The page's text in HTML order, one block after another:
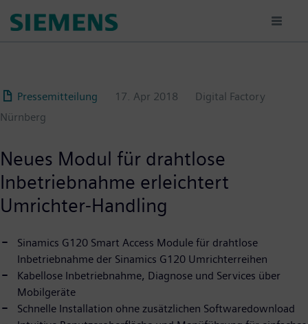
para
Pressemitteilung
17. Apr 2018
Digital Factory
Nürnberg
Neues Modul für drahtlose
Inbetriebnahme erleichtert
Umrichter-Handling
Sinamics G120 Smart Access Module für drahtlose
Inbetriebnahme der Sinamics G120 Umrichterreihen
Kabellose Inbetriebnahme, Diagnose und Services über
Mobilgeräte
Schnelle Installation ohne zusätzlichen Softwaredownload